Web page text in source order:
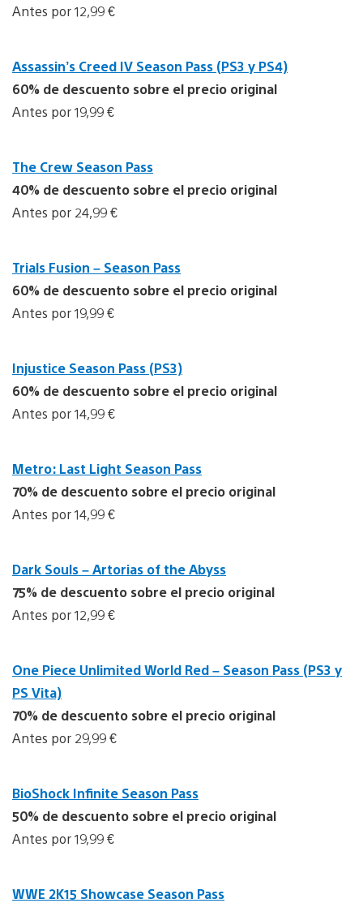
Antes por 12,99 €
Assassin’s Creed IV Season Pass (PS3 y PS4)
60% de descuento sobre el precio original
Antes por 19,99 €
The Crew Season Pass
40% de descuento sobre el precio original
Antes por 24,99 €
Trials Fusion – Season Pass
60% de descuento sobre el precio original
Antes por 19,99 €
Injustice Season Pass (PS3)
60% de descuento sobre el precio original
Antes por 14,99 €
Metro: Last Light Season Pass
70% de descuento sobre el precio original
Antes por 14,99 €
Dark Souls – Artorias of the Abyss
75% de descuento sobre el precio original
Antes por 12,99 €
One Piece Unlimited World Red – Season Pass (PS3 y
PS Vita)
70% de descuento sobre el precio original
Antes por 29,99 €
BioShock Infinite Season Pass
50% de descuento sobre el precio original
Antes por 19,99 €
WWE 2K15 Showcase Season Pass